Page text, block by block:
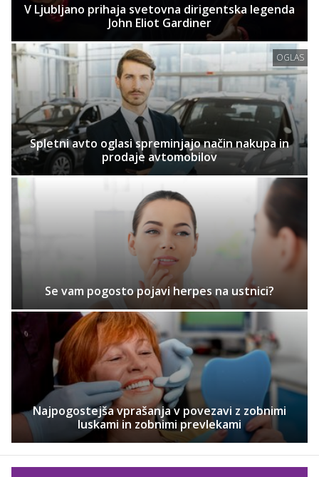
V Ljubljano prihaja svetovna dirigentska legenda
John Eliot Gardiner
OGLAS
Spletni avto oglasi spreminjajo način nakupa in
prodaje avtomobilov
Se vam pogosto pojavi herpes na ustnici?
Najpogostejša vprašanja v povezavi z zobnimi
luskami in zobnimi prevlekami